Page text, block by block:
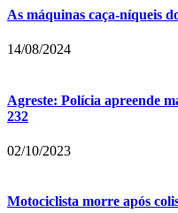
As máquinas caça-níqueis
14/08/2024
Agreste: Polícia apreende
232
02/10/2023
Motociclista morre após